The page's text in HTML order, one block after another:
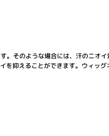
。そのような場合には、汗のニオ
を抑えることができます。ウィッ